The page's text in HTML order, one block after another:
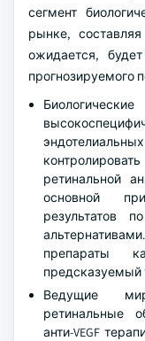
сегмент
рынке,
ожидается,
прогнозируемого
ретинальной
основной
результатов
препараты
предсказуемый
Ведущие
ретинальные
анти-VEGF